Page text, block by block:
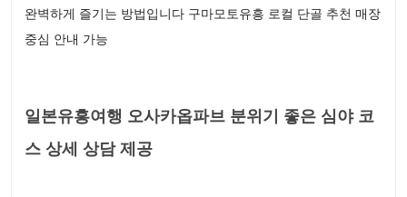
완벽하게 즐기는 방법입니다 구마모토유흥 로컬 단골 추천 매장
중심 안내 가능
일본유흥여행 오사카옵파브 분위기 좋은 심야 코
스 상세 상담 제공